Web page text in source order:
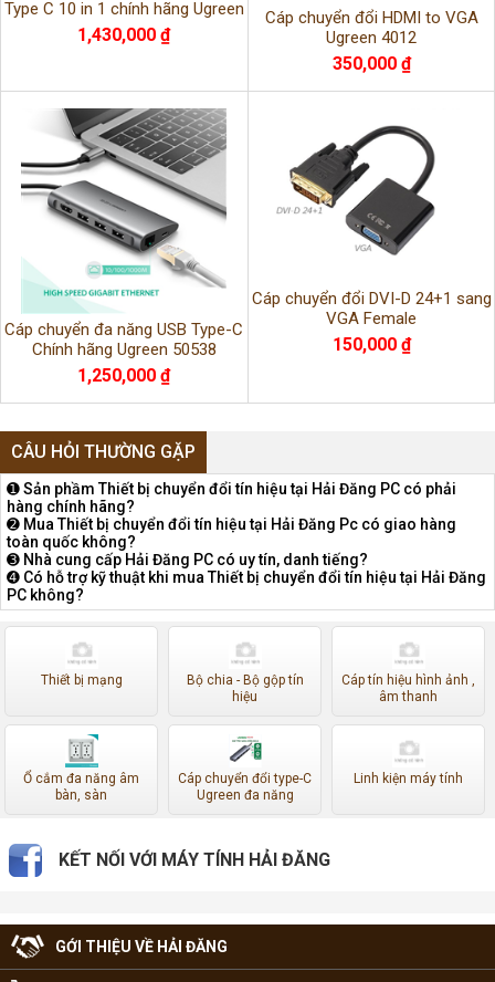
Type C 10 in 1 chính hãng Ugreen
model UG-80133
1,430,000 ₫
Cáp chuyển đổi HDMI to VGA
Ugreen 4012
350,000 ₫
Cáp chuyển đa năng USB Type-C
Chính hãng Ugreen 50538
1,250,000 ₫
Cáp chuyển đổi DVI-D 24+1 sang
VGA Female
150,000 ₫
CÂU HỎI THƯỜNG GẶP
➊ Sản phầm Thiết bị chuyển đổi tín hiệu tại Hải Đăng PC có phải
hàng chính hãng?
➋ Mua Thiết bị chuyển đổi tín hiệu tại Hải Đăng Pc có giao hàng
toàn quốc không?
➌ Nhà cung cấp Hải Đăng PC có uy tín, danh tiếng?
➍ Có hỗ trợ kỹ thuật khi mua Thiết bị chuyển đổi tín hiệu tại Hải Đăng
PC không?
Thiết bị mạng
Bộ chia - Bộ gộp tín
hiệu
Cáp tín hiệu hình ảnh ,
âm thanh
Ổ cắm đa năng âm
bàn, sàn
Cáp chuyển đổi type-C
Ugreen đa năng
Linh kiện máy tính
KẾT NỐI VỚI MÁY TÍNH HẢI ĐĂNG
GỚI THIỆU VỀ HẢI ĐĂNG